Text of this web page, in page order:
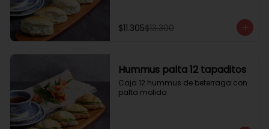
$11.305$13.300
Hummus palta 12 tapaditos
Caja 12 hummus de beterraga con
palta molida